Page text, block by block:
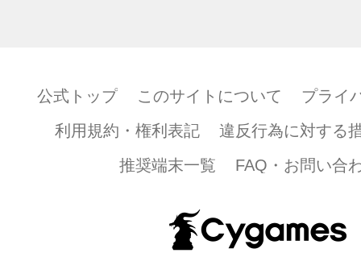
公式トップ このサイトについて
プライ
利用規約・権利表記
違反行為に対する
推奨端末一覧
FAQ・お問い合